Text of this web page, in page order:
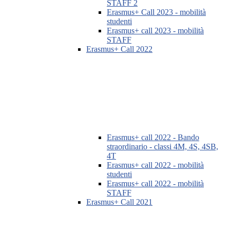
STAFF 2
Erasmus+ Call 2023 - mobilità
studenti
Erasmus+ call 2023 - mobilità
STAFF
Erasmus+ Call 2022
Erasmus+ call 2022 - Bando
straordinario - classi 4M, 4S, 4SB,
4T
Erasmus+ call 2022 - mobilità
studenti
Erasmus+ call 2022 - mobilità
STAFF
Erasmus+ Call 2021